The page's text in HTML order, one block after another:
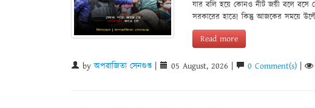
যার বলি হয়ে কোনও নীট জয়ী বলে বসে
সরকারের হাতে! কিন্তু আজকের সময়ে
Read more
byঅপরাজিতা সেনগুপ্ত 05 August, 2026 | 0 Comment(s)